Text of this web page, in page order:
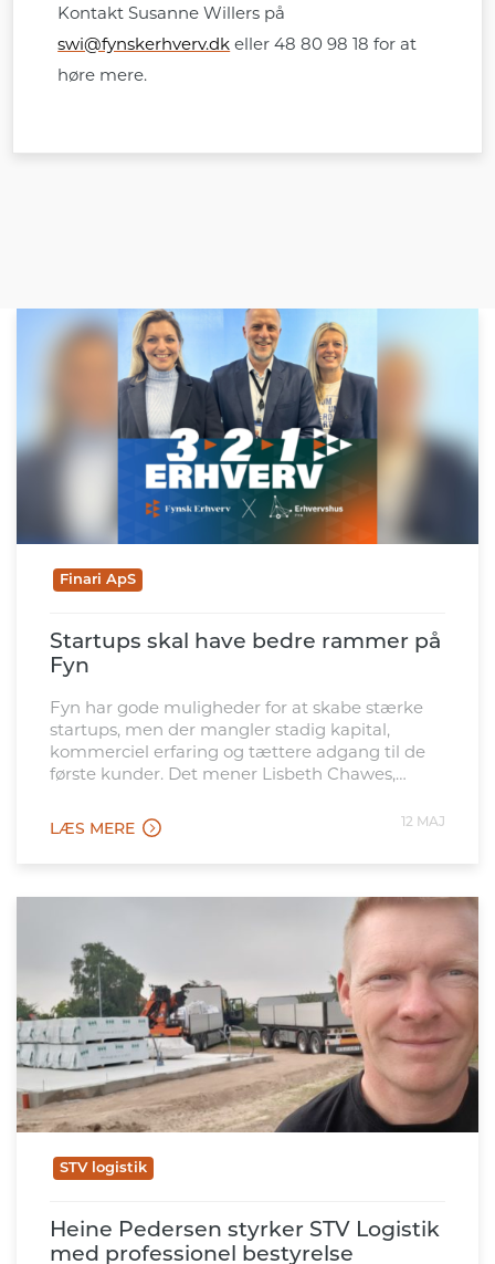
Kontakt Susanne Willers på
swi@fynskerhverv.dk eller 48 80 98 18 for at
høre mere.
Finari ApS
Startups skal have bedre rammer på
Fyn
Fyn har gode muligheder for at skabe stærke
startups, men der mangler stadig kapital,
kommerciel erfaring og tættere adgang til de
første kunder. Det mener Lisbeth Chawes,
Erhverv og CEO i softwarevirksomheden
Finari.dk. Det fortæller hun i podcasten 3-2-1
LÆS MERE 12 MAJ
STV logistik
Heine Pedersen styrker STV Logistik
med professionel bestyrelse